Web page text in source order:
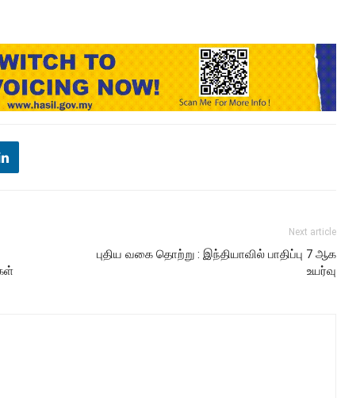
Next article
புதிய வகை தொற்று : இந்தியாவில் பாதிப்பு 7 ஆக
உயர்வு